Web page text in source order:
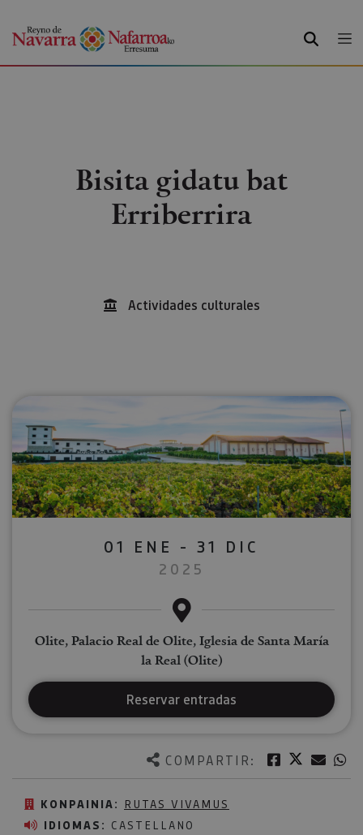
BILATU
Bisita gidatu bat
Erriberrira
Actividades culturales
COMPARTIR: Facebook
Twitter
KONPAINIA: RUTAS VIVAMUS
IDIOMAS: CASTELLANO
01 ENE - 31 DIC
2025
Olite, Palacio Real de Olite, Iglesia de Santa María
la Real (Olite)
Reservar entradas